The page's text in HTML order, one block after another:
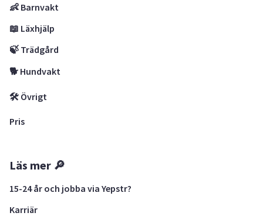
👶 Barnvakt
📖 Läxhjälp
🍃 Trädgård
🐕 Hundvakt
🛠 Övrigt
Pris
Läs mer 🔎
15-24 år och jobba via Yepstr?
Karriär